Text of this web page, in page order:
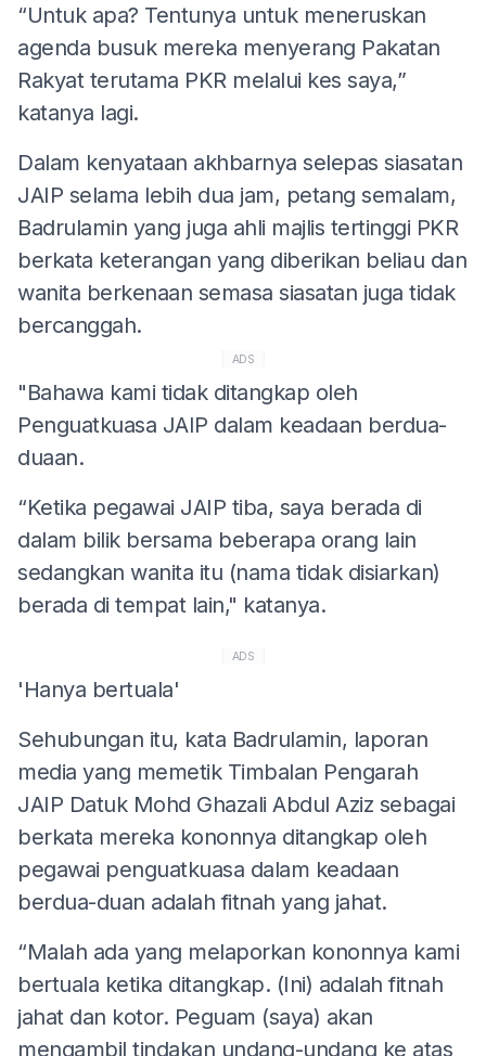
“Untuk apa? Tentunya untuk meneruskan
agenda busuk mereka menyerang Pakatan
Rakyat terutama PKR melalui kes saya,”
katanya lagi.
Dalam kenyataan akhbarnya selepas siasatan
JAIP selama lebih dua jam, petang semalam,
Badrulamin yang juga ahli majlis tertinggi PKR
berkata keterangan yang diberikan beliau dan
wanita berkenaan semasa siasatan juga tidak
bercanggah.
ADS
"Bahawa kami tidak ditangkap oleh
Penguatkuasa JAIP dalam keadaan berdua-
duaan.
“Ketika pegawai JAIP tiba, saya berada di
dalam bilik bersama beberapa orang lain
sedangkan wanita itu (nama tidak disiarkan)
berada di tempat lain," katanya.
ADS
'Hanya bertuala'
Sehubungan itu, kata Badrulamin, laporan
media yang memetik Timbalan Pengarah
JAIP Datuk Mohd Ghazali Abdul Aziz sebagai
berkata mereka kononnya ditangkap oleh
pegawai penguatkuasa dalam keadaan
berdua-duan adalah fitnah yang jahat.
“Malah ada yang melaporkan kononnya kami
bertuala ketika ditangkap. (Ini) adalah fitnah
jahat dan kotor. Peguam (saya) akan
mengambil tindakan undang-undang ke atas